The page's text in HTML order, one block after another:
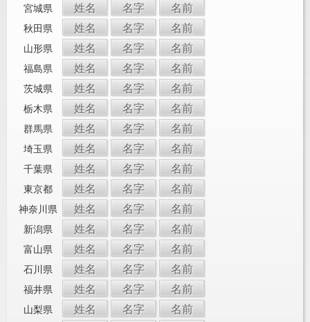
宮城県 姓名 名字 名前
秋田県 姓名 名字 名前
山形県 姓名 名字 名前
福島県 姓名 名字 名前
茨城県 姓名 名字 名前
栃木県 姓名 名字 名前
群馬県 姓名 名字 名前
埼玉県 姓名 名字 名前
千葉県 姓名 名字 名前
東京都 姓名 名字 名前
神奈川県 姓名 名字 名前
新潟県 姓名 名字 名前
富山県 姓名 名字 名前
石川県 姓名 名字 名前
福井県 姓名 名字 名前
山梨県 姓名 名字 名前